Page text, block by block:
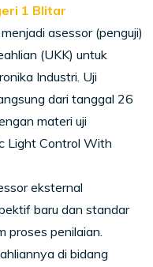
1 Blitar
asessor (penguji)
(UKK) untuk
Industri. Uji
dari tanggal 26
materi uji
Light Control With
eksternal
baru dan standar
proses penilaian.
di bidang